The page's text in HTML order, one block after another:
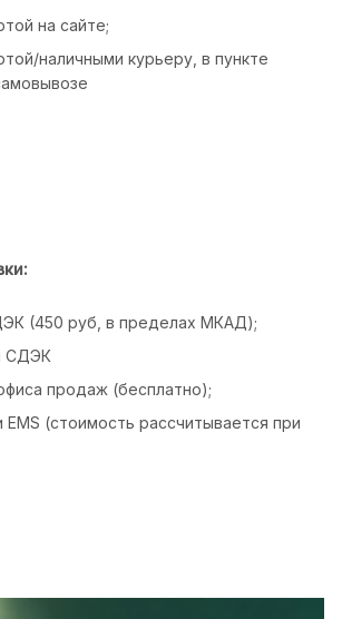
на сайте;
наличными курьеру, в пункте
(450 руб, в пределах МКАД);
СДЭК
продаж (бесплатно);
EMS (стоимость рассчитывается при